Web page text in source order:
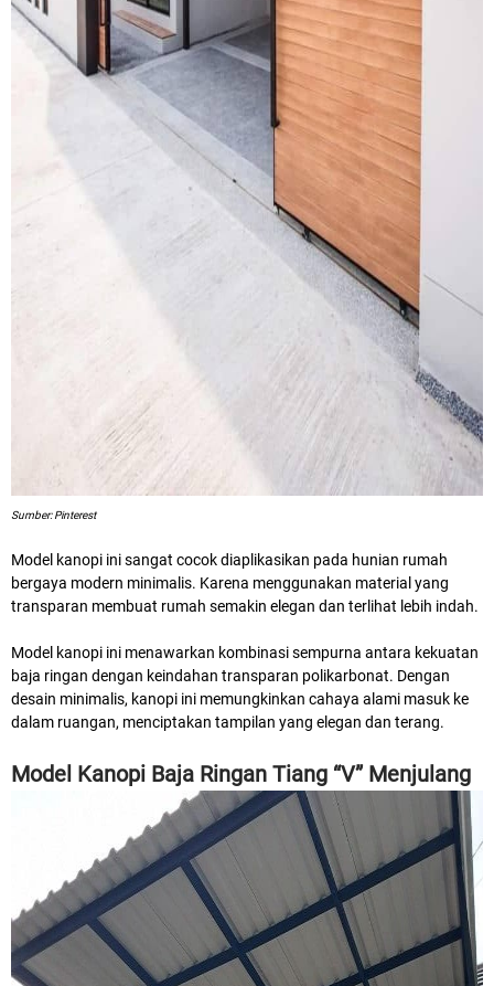
Sumber: Pinterest
Model kanopi ini sangat cocok diaplikasikan pada hunian rumah
bergaya modern minimalis. Karena menggunakan material yang
transparan membuat rumah semakin elegan dan terlihat lebih indah.
Model kanopi ini menawarkan kombinasi sempurna antara kekuatan
baja ringan dengan keindahan transparan polikarbonat. Dengan
desain minimalis, kanopi ini memungkinkan cahaya alami masuk ke
dalam ruangan, menciptakan tampilan yang elegan dan terang.
Model Kanopi Baja Ringan Tiang “V” Menjulang